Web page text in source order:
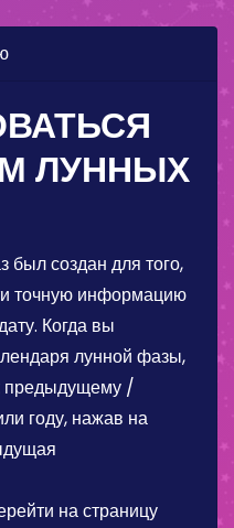
ЛУННЫХ
создан для того,
точную информацию
Когда вы
лунной фазы,
предыдущему /
году, нажав на
на страницу